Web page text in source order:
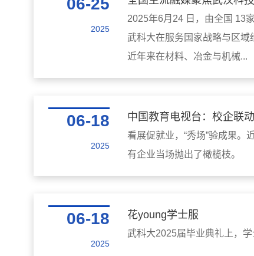
06-25
2025
2025年6月24 日，由全国 13
武科大在服务国家战略与区
近年来在材料、冶金与机械...
06-18
2025
中国教育电视台：校企联
看展促就业，“秀场”验成果。
有企业当场抛出了橄榄枝。
06-18
2025
花young学士服
武科大2025届毕业典礼上，